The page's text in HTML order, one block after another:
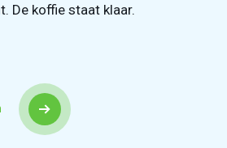
De koffie staat klaar.